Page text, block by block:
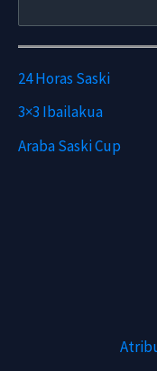
Cup
va
cogiendo
24 Horas Saski
3×3 Ibailakua
Araba Saski Cup